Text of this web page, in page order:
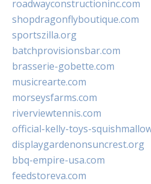
roadwayconstructioninc.com
shopdragonflyboutique.com
sportszilla.org
batchprovisionsbar.com
brasserie-gobette.com
musicrearte.com
morseysfarms.com
riverviewtennis.com
official-kelly-toys-
displaygardenonsuncrest.org
bbq-empire-usa.com
feedstoreva.com